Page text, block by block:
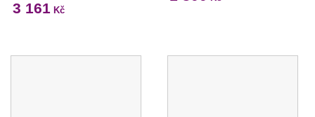
3 161 Kč